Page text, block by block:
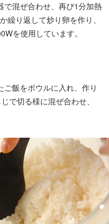
で混ぜ合わせ、再び1分加熱
繰り返して炒り卵を作り、
を使用しています。
飯をボウルに入れ、作り
で切る様に混ぜ合わせ、